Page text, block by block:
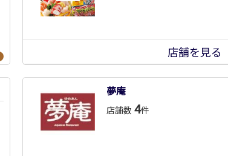
店舗を見る
夢庵
店舗数 4件